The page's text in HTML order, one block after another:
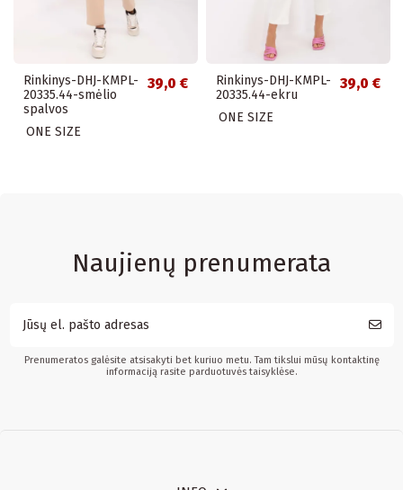
Rinkinys-DHJ-KMPL-
20335.44-smėlio
spalvos
39,0 €
ONE SIZE
Rinkinys-DHJ-KMPL-
20335.44-ekru
39,0 €
ONE SIZE
Naujienų prenumerata
Prenumeratos galėsite atsisakyti bet kuriuo metu. Tam tikslui mūsų kontaktinę
informaciją rasite parduotuvės taisyklėse.